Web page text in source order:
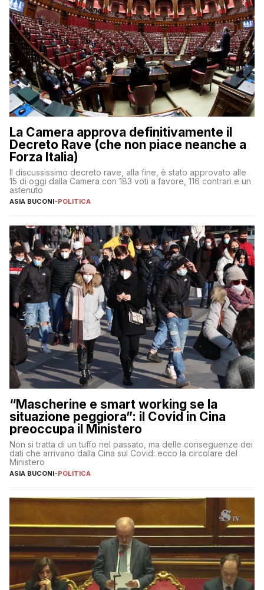
La Camera approva definitivamente il
Decreto Rave (che non piace neanche a
Forza Italia)
Il discussissimo decreto rave, alla fine, è stato approvato alle
15 di oggi dalla Camera con 183 voti a favore, 116 contrari e un
astenuto
ASIA BUCONI-POLITICA
“Mascherine e smart working se la
situazione peggiora”: il Covid in Cina
preoccupa il Ministero
Non si tratta di un tuffo nel passato, ma delle conseguenze dei
dati che arrivano dalla Cina sul Covid: ecco la circolare del
Ministero
ASIA BUCONI-POLITICA